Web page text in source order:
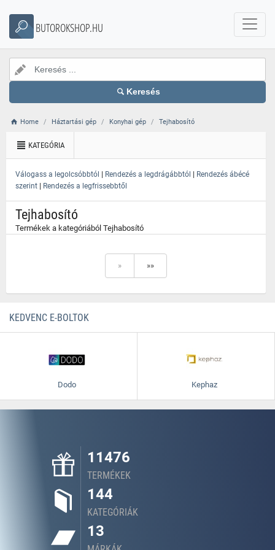
BUTOROKSHOP.HU
Keresés
Home Háztartási gép Konyhai gép Tejhabosító
KATEGÓRIA
Válogass a legolcsóbbtól | Rendezés a legdrágábbtól | Rendezés ábécé
szerint | Rendezés a legfrissebbtől
Tejhabosító
Termékek a kategóriából Tejhabosító
» »»
KEDVENC E-BOLTOK
Dodo Kephaz
11476
TERMÉKEK
144
KATEGÓRIÁK
13